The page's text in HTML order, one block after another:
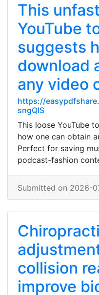
This
YouTube
suggests
download
any video
https://
sngQlS
This loose YouTube
how one can obtain
Perfect for saving
podcast-fashion
Submitted on 2026-
collision
improve